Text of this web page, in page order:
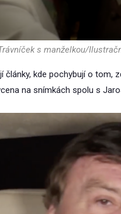
s manželkou/
články, kde pochybují o tom,
na snímkách spolu s